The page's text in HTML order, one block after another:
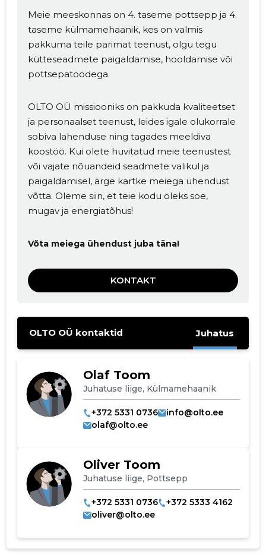
Meie meeskonnas on 4. taseme pottsepp ja 4.
taseme külmamehaanik, kes on valmis
pakkuma teile parimat teenust, olgu tegu
kütteseadmete paigaldamise, hooldamise või
pottsepatöödega.
OLTO OÜ missiooniks on pakkuda kvaliteetset
ja personaalset teenust, leides igale olukorrale
sobiva lahenduse ning tagades meeldiva
koostöö. Kui olete huvitatud meie teenustest
või vajate nõuandeid seadmete valikul ja
paigaldamisel, ärge kartke meiega ühendust
võtta. Oleme siin, et teie kodu oleks soe,
mugav ja energiatõhus!
Võta meiega ühendust juba täna!
KONTAKT
OLTO OÜ kontaktid Juhatus
Olaf Toom
Juhatuse liige, Külmamehaanik
+372 5331 0736
info@olto.ee
olaf@olto.ee
Oliver Toom
Juhatuse liige, Pottsepp
+372 5331 0736
+372 5333 4162
oliver@olto.ee